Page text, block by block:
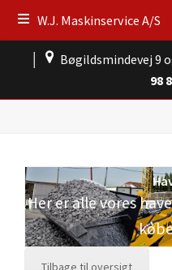
W.J. Maskinservice A/S
Bøgildsmindevej 9
98
Her er alle vores
Tilbage til oversigt